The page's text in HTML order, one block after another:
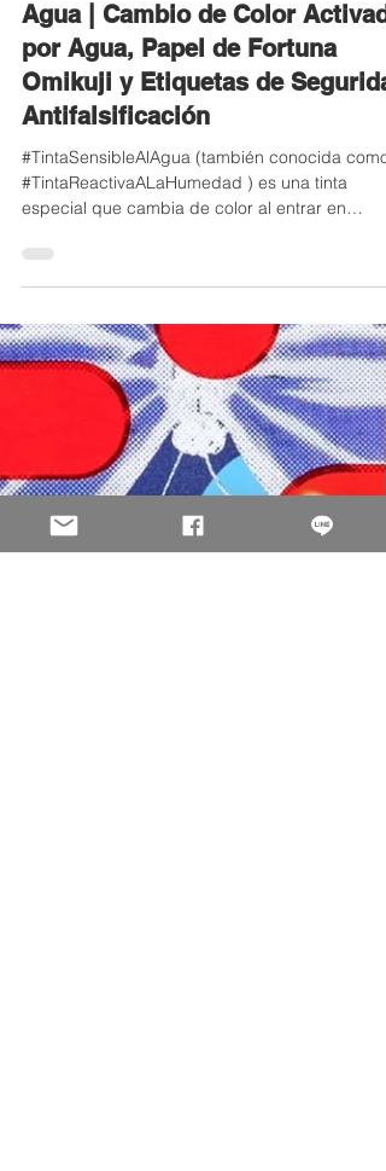
Aplicaciones de Tinta Sensible al
Agua | Cambio de Color
por Agua, Papel de Fortuna
Omikuji y Etiquetas de
Antifalsificación
#TintaSensibleAlAgua (también conocida como
#TintaReactivaALaHumedad ) es una tinta
especial que cambia de color al entrar en
contacto...